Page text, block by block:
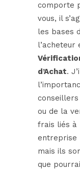
comporte
vous, il
les bases
l’acheteur
d’Achat.
ou de la
frais liés à
entreprise
mais ils
que